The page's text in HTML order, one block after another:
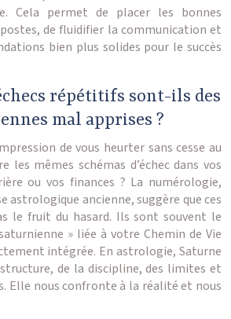
Cela permet de placer les bonnes
de fluidifier la communication et
bien plus solides pour le succès
répétitifs sont-ils des
mal apprises ?
de vous heurter sans cesse au
les mêmes schémas d’échec dans vos
ou vos finances ? La numérologie,
astrologique ancienne, suggère que ces
le fruit du hasard. Ils sont souvent le
» liée à votre Chemin de Vie
intégrée. En astrologie, Saturne
de la discipline, des limites et
Elle nous confronte à la réalité et nous